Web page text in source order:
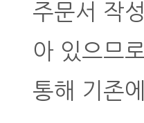
주문서 작
아 있으므
통해 기존